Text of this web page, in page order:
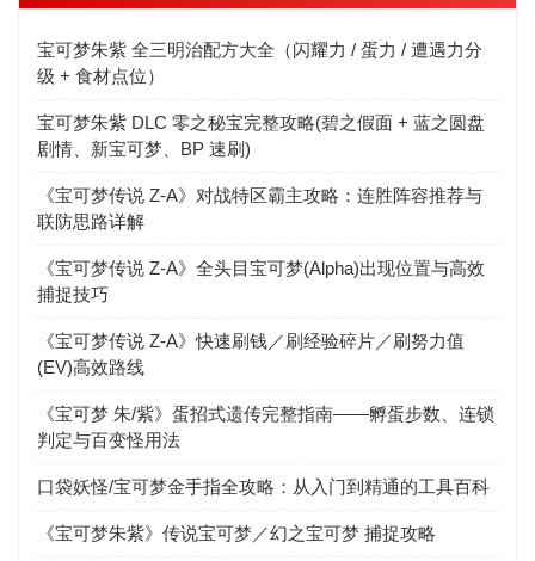
宝可梦朱紫 全三明治配方大全（闪耀力 / 蛋力 / 遭遇力分
级 + 食材点位）
宝可梦朱紫 DLC 零之秘宝完整攻略(碧之假面 + 蓝之圆盘
剧情、新宝可梦、BP 速刷)
《宝可梦传说 Z-A》对战特区霸主攻略：连胜阵容推荐与
联防思路详解
《宝可梦传说 Z-A》全头目宝可梦(Alpha)出现位置与高效
捕捉技巧
《宝可梦传说 Z-A》快速刷钱／刷经验碎片／刷努力值
(EV)高效路线
《宝可梦 朱/紫》蛋招式遗传完整指南——孵蛋步数、连锁
判定与百变怪用法
口袋妖怪/宝可梦金手指全攻略：从入门到精通的工具百科
《宝可梦朱紫》传说宝可梦／幻之宝可梦 捕捉攻略